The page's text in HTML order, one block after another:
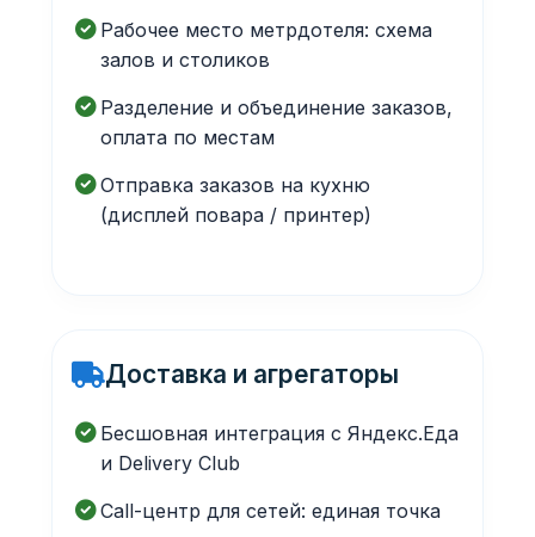
Рабочее место метрдотеля: схема
залов и столиков
Разделение и объединение заказов,
оплата по местам
Отправка заказов на кухню
(дисплей повара / принтер)
Доставка и агрегаторы
Бесшовная интеграция с Яндекс.Еда
и Delivery Club
Call-центр для сетей: единая точка